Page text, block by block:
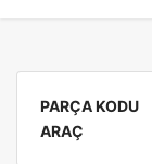
PARÇA KODU
ARAÇ